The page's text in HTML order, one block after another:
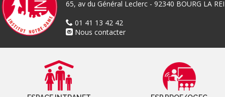
65, av du Général Leclerc - 92340 BOURG LA
01 41 13 42 42
Nous contacter